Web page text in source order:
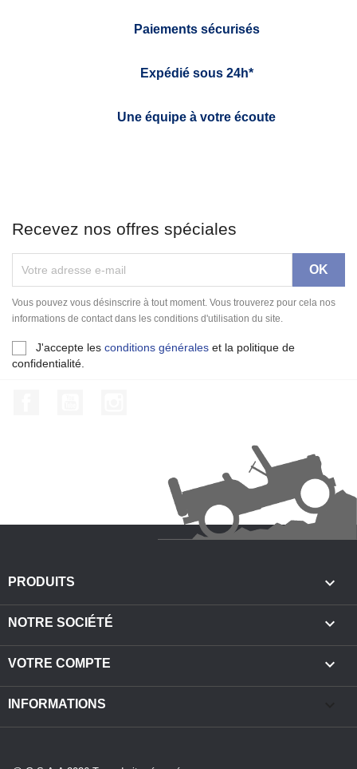
Paiements sécurisés
Expédié sous 24h*
Une équipe à votre écoute
Recevez nos offres spéciales
Vous pouvez vous désinscrire à tout moment. Vous trouverez pour cela nos
informations de contact dans les conditions d'utilisation du site.
J'accepte les conditions générales et la politique de
confidentialité.
PRODUITS 
NOTRE SOCIÉTÉ 
VOTRE COMPTE 
INFORMATIONS